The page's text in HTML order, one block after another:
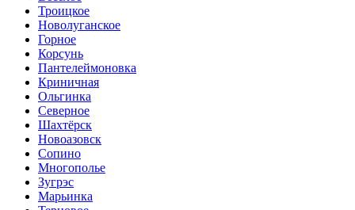
Троицкое
Новолуганское
Горное
Корсунь
Пантелеймоновка
Криничная
Ольгинка
Cеверное
Шахтёрск
Новоазовск
Сопино
Многополье
Зугрэс
Марьинка